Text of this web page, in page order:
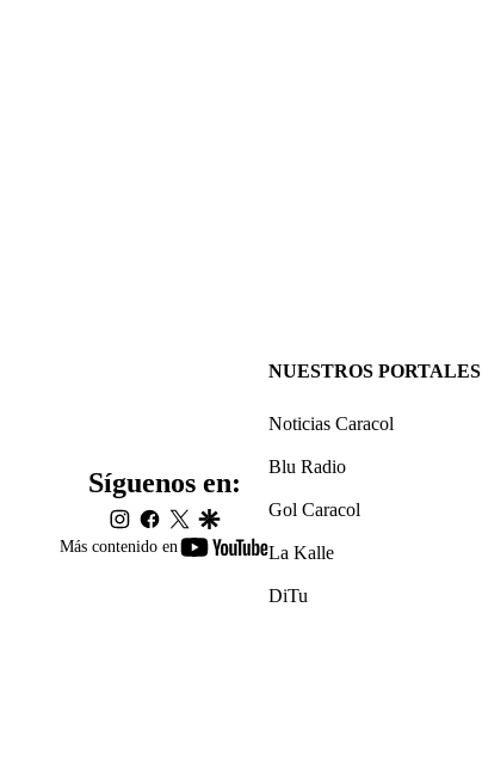
Más contenido en
youtube-
Síguenos en:
instagram
facebook
twittergoogle
NUESTROS PORTALES
Noticias Caracol
Blu Radio
Gol Caracol
La Kalle
DiTu